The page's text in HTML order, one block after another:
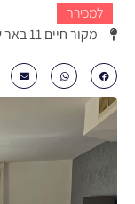
למכירה
מקור חיים 11 באר שבע
₪1980000